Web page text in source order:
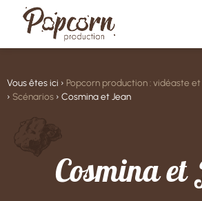
Vous êtes ici › Popcorn production : vidéaste
› Scénarios › Cosmina et Jean
Cosminaet